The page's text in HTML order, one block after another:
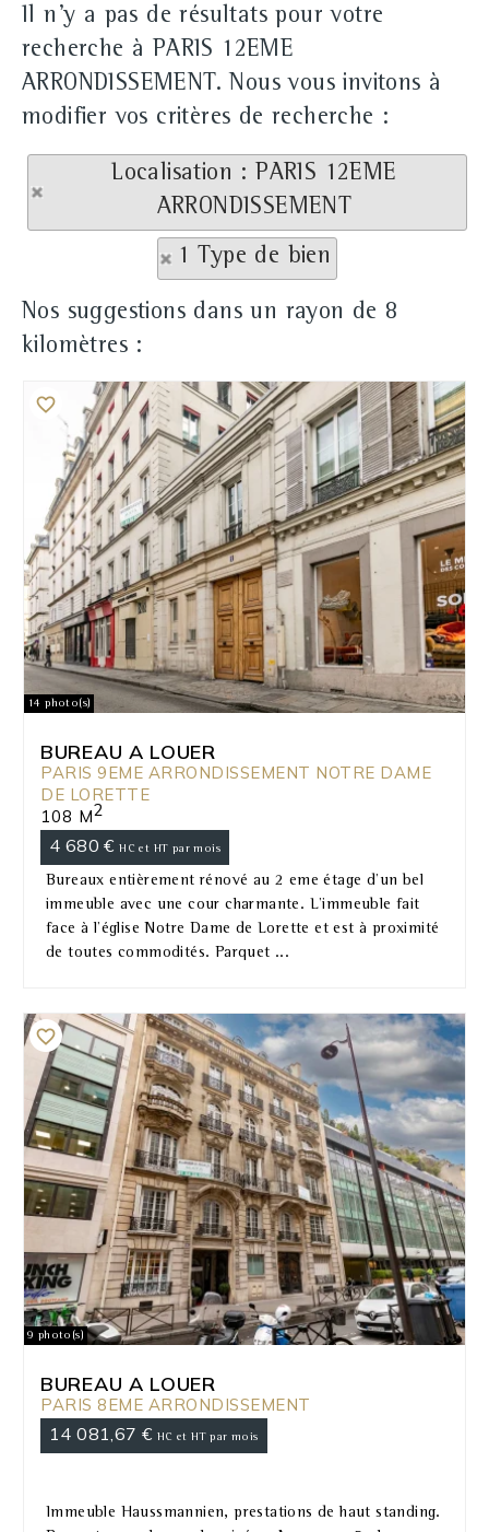
Il n'y a pas de résultats pour votre
recherche à PARIS 12EME
ARRONDISSEMENT. Nous vous invitons à
modifier vos critères de recherche :
Localisation : PARIS 12EME
ARRONDISSEMENT
1 Type de bien
Nos suggestions dans un rayon de 8
kilomètres :
14 photo(s)
BUREAU A LOUER
PARIS 9EME ARRONDISSEMENT NOTRE DAME
DE LORETTE
108 M2
4 680 €HC et HT par mois
Bureaux entièrement rénové au 2 eme étage d'un bel
immeuble avec une cour charmante. L'immeuble fait
face à l'église Notre Dame de Lorette et est à proximité
de toutes commodités. Parquet ...
9 photo(s)
BUREAU A LOUER
PARIS 8EME ARRONDISSEMENT
14 081,67 € HC et HT par mois
Immeuble Haussmannien, prestations de haut standing.